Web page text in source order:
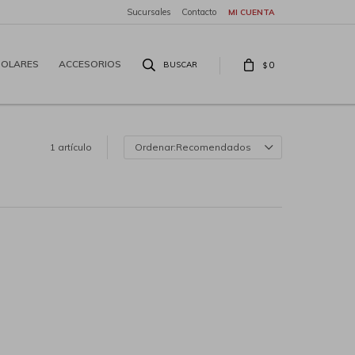
ACCESORIOS $ 0
Sucursales Contacto
1 artículo Recomendados